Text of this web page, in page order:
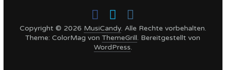
Copyright © 2026 MusiCandy. Alle Rechte vorbehalten.
Theme: ColorMag vonThemeGrill. Bereitgestellt von
WordPress.